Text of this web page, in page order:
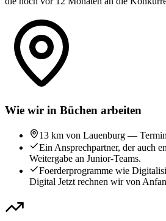
Wie wir in Büchen arbeiten
13 km von Lauenburg —
Ein Ansprechpartner, der auch
Weitergabe an Junior-Teams.
Foerderprogramme wie
Digital Jetzt rechnen wir von